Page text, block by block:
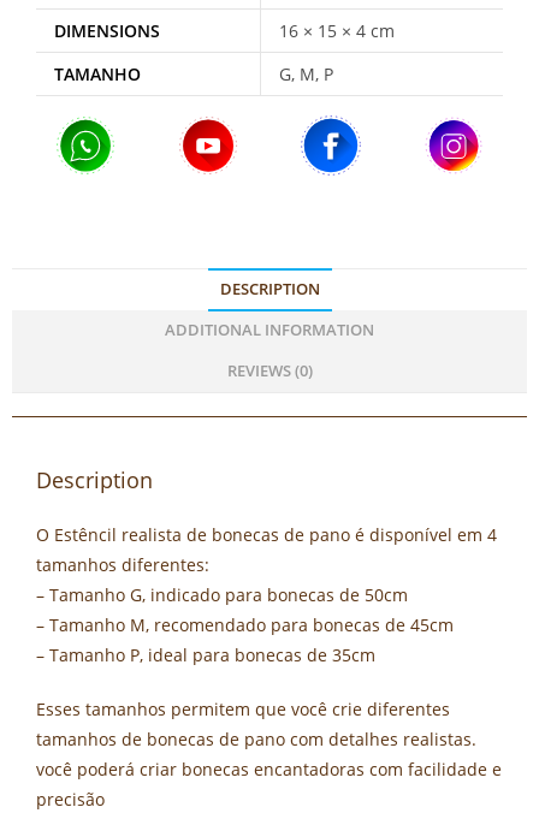
DIMENSIONS
16 × 15 × 4 cm
TAMANHO
G, M, P
DESCRIPTION
ADDITIONAL INFORMATION
REVIEWS (0)
Description
O Estêncil realista de bonecas de pano é disponível em 4
tamanhos diferentes:
– Tamanho G, indicado para bonecas de 50cm
– Tamanho M, recomendado para bonecas de 45cm
– Tamanho P, ideal para bonecas de 35cm
Esses tamanhos permitem que você crie diferentes
tamanhos de bonecas de pano com detalhes realistas.
você poderá criar bonecas encantadoras com facilidade e
precisão